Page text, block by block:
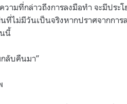
ามที่กล่าวถึงการลงมือทำ จะมีประ
ไม่มีวันเป็นจริงหากปราศจากการ
นนี้
ลับคืนมา”